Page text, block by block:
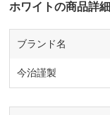
ホワイトの商品詳細
ブランド名
今治謹製